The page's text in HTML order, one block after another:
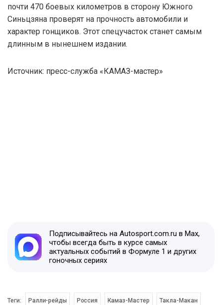
почти 470 боевых километров в сторону Южного
Синьцзяна проверят на прочность автомобили и
характер гонщиков. Этот спецучасток станет самым
длинным в нынешнем издании.
Источник: пресс-служба «КАМАЗ-мастер»
Подписывайтесь на Autosport.com.ru в Max,
чтобы всегда быть в курсе самых
актуальных событий в Формуле 1 и других
гоночных сериях
Теги: Ралли-рейды Россия Камаз-Мастер Такла-Макан